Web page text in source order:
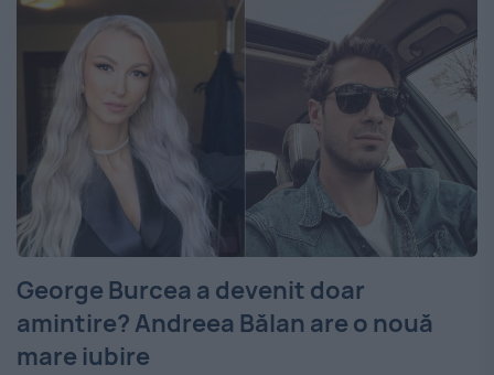
George Burcea a devenit doar
amintire? Andreea Bălan are o nouă
mare iubire